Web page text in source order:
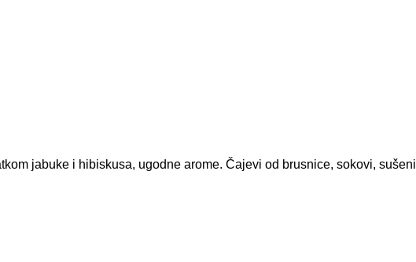
jabuke i hibiskusa, ugodne arome. Čajevi od brusnice, sokovi, sušeni